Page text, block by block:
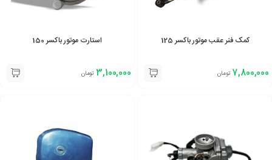
کمک فنر عقب موتور باکسر 125
7,800,000 تومان
استارت موتور باکسر 150
3,100,000 تومان